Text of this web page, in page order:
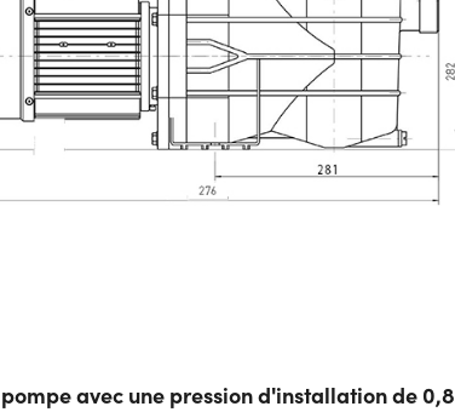
avec une pression d'installation de 0,8